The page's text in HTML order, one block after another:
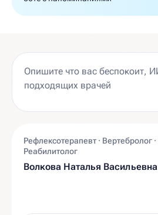
Рефлексотерапевт · Вертебролог ·
Реабилитолог
Волкова Наталья Васильевна